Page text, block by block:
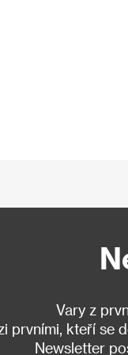
Vary z
prvními, kteří se
Newsletter